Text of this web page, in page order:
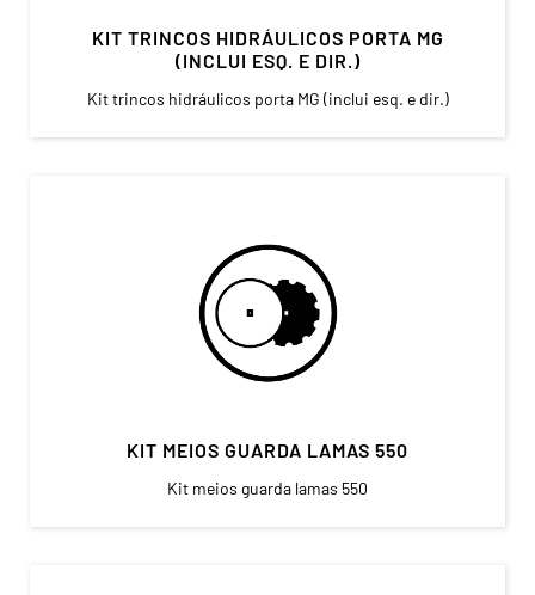
KIT TRINCOS HIDRÁULICOS PORTA MG
(INCLUI ESQ. E DIR.)
Kit trincos hidráulicos porta MG (inclui esq. e dir.)
KIT MEIOS GUARDA LAMAS 550
Kit meios guarda lamas 550